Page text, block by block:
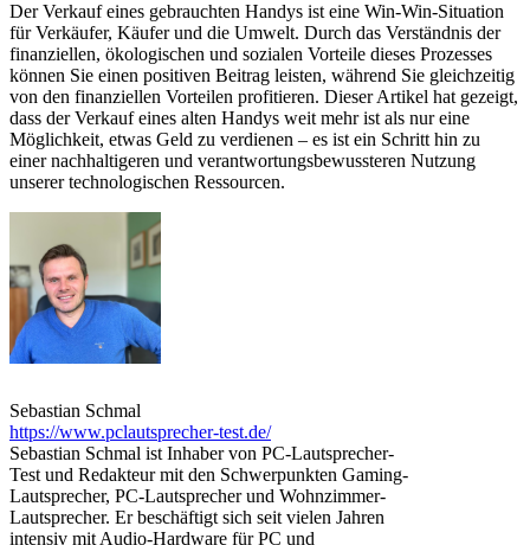
Der Verkauf eines gebrauchten Handys ist eine Win-Win-Situation
für Verkäufer, Käufer und die Umwelt. Durch das Verständnis der
finanziellen, ökologischen und sozialen Vorteile dieses Prozesses
können Sie einen positiven Beitrag leisten, während Sie gleichzeitig
von den finanziellen Vorteilen profitieren. Dieser Artikel hat gezeigt,
dass der Verkauf eines alten Handys weit mehr ist als nur eine
Möglichkeit, etwas Geld zu verdienen – es ist ein Schritt hin zu
einer nachhaltigeren und verantwortungsbewussteren Nutzung
unserer technologischen Ressourcen.
Sebastian Schmal
https://www.pclautsprecher-test.de/
Sebastian Schmal ist Inhaber von PC-Lautsprecher-
Test und Redakteur mit den Schwerpunkten Gaming-
Lautsprecher, PC-Lautsprecher und Wohnzimmer-
Lautsprecher. Er beschäftigt sich seit vielen Jahren
intensiv mit Audio-Hardware für PC und